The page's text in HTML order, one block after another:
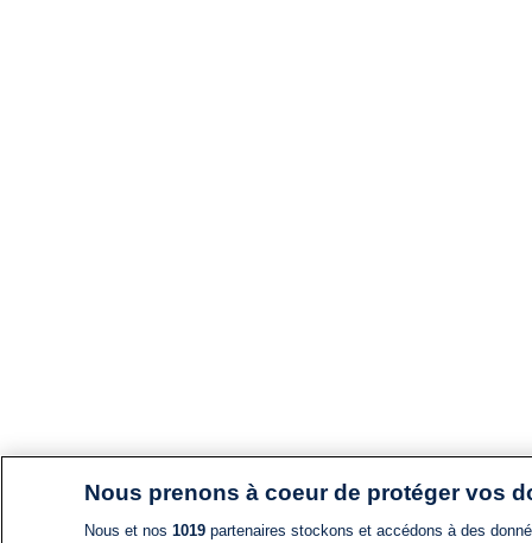
Nous prenons à coeur de protéger vos
Nous et nos 1019partenaires stockons et accédons à des